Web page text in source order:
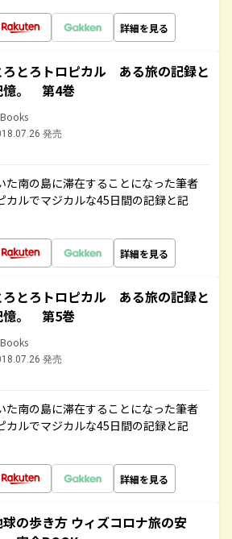
詳細を見る
ろとろトロピカル ある旅の記録と
憶。 第4巻
発売
た南の島に滞在することになった筆者
カルでマジカルな45日間の記録と記
詳細を見る
ろとろトロピカル ある旅の記録と
憶。 第5巻
発売
た南の島に滞在することになった筆者
カルでマジカルな45日間の記録と記
詳細を見る
の歩き方 ウィズコロナ旅の安